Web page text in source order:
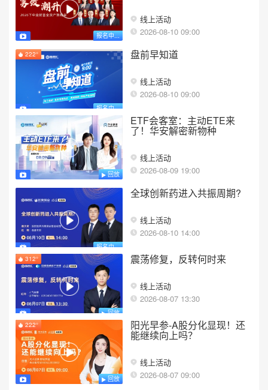
报名中...
线上活动
2026-08-10 09:00
222°
报名中...
盘前早知道
线上活动
2026-08-10 09:00
回放
ETF会客室：主动ETE来
了！华安解密新物种
线上活动
2026-08-09 19:00
报名中...
全球创新药进入共振周期?
线上活动
2026-08-10 14:00
312°
回放
震荡修复，反转何时来
线上活动
2026-08-07 13:30
222°
回放
阳光早参-A股分化显现！还
能继续向上吗？
线上活动
2026-08-07 09:00